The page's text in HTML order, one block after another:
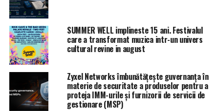
SUMMER WELL implineste 15 ani. Festivalul
care a transformat muzica intr-un univers
cultural revine in august
Zyxel Networks îmbunătățește guvernanța în
materie de securitate a produselor pentru a
proteja IMM-urile și furnizorii de servicii de
gestionare (MSP)